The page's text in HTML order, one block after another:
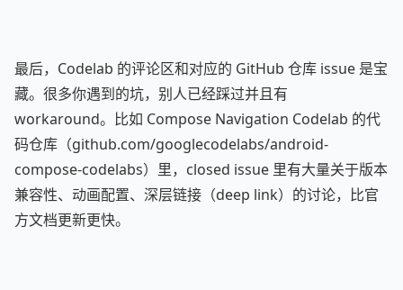
最后，Codelab 的评论区和对应的 GitHub 仓库 issue 是宝
藏。很多你遇到的坑，别人已经踩过并且有
workaround。比如 Compose Navigation Codelab 的代
码仓库（github.com/googlecodelabs/android-
compose-codelabs）里，closed issue 里有大量关于版本
兼容性、动画配置、深层链接（deep link）的讨论，比官
方文档更新更快。